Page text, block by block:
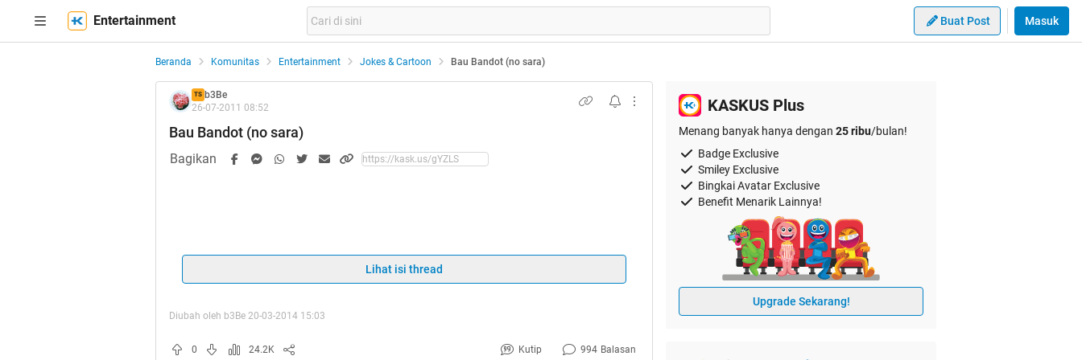
Entertainment Buat Post Masuk
Beranda Komunitas Entertainment Jokes & Cartoon Bau Bandot (no sara)
TS b3Be
26-07-2011 08:52
Bau Bandot (no sara)
Bagikan
Lihat isi thread
Diubah oleh b3Be 20-03-2014 15:03
0 24.2K Kutip 994 Balasan
KASKUS Plus
Menang banyak hanya dengan 25 ribu/bulan!
Badge Exclusive
Smiley Exclusive
Bingkai Avatar Exclusive
Benefit Menarik Lainnya!
Upgrade Sekarang!